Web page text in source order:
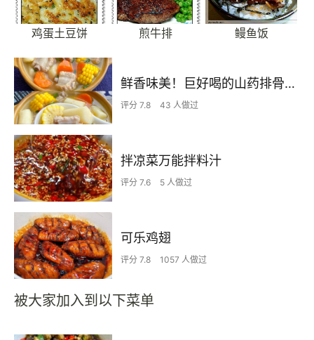
鸡蛋土豆饼 煎牛排 鳗鱼饭
鲜香味美！巨好喝的山药排骨汤！！
评分 7.8 43 人做过
拌凉菜万能拌料汁
评分 7.6 5 人做过
可乐鸡翅
评分 7.8 1057 人做过
被大家加入到以下菜单